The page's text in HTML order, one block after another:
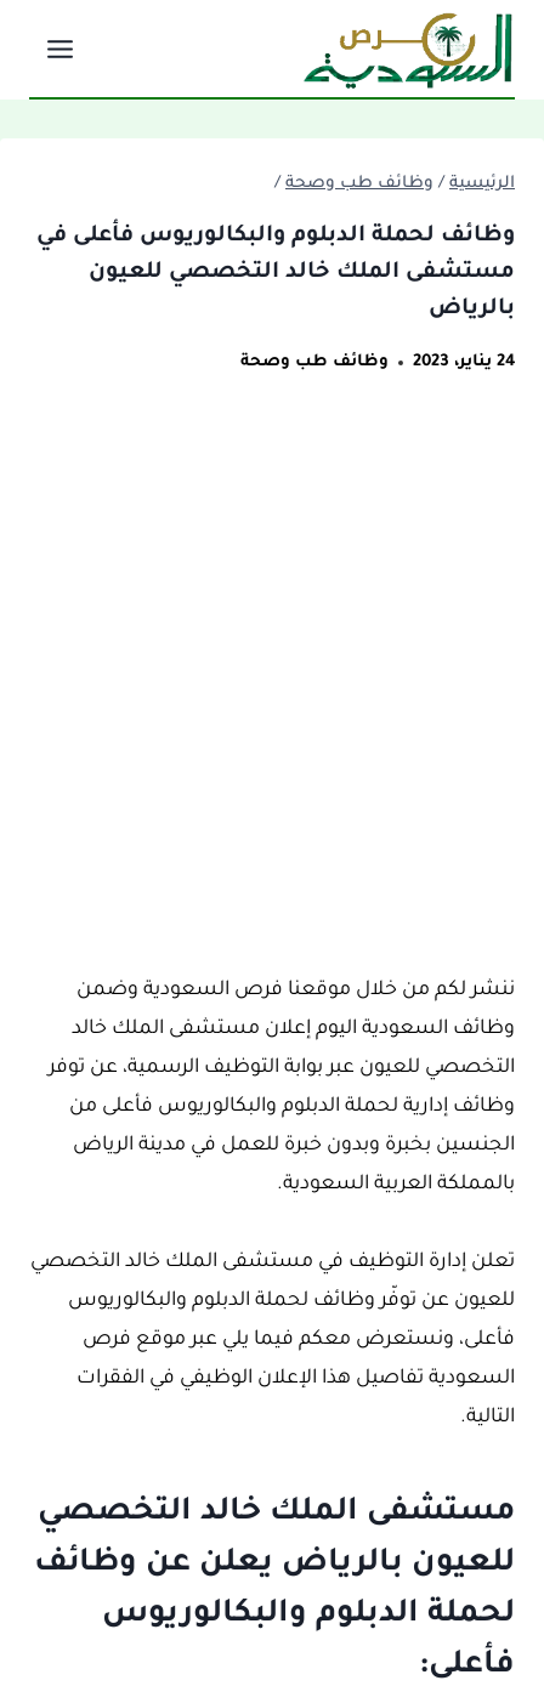
التجاوز
المحتوى
الرئيسية / وظائف طب وصحة /
وظائف لحملة الدبلوم والبكالوريوس فأعلى في
مستشفى الملك خالد التخصصي للعيون
بالرياض
24 يناير، 2023 وظائف طب وصحة
ننشر لكم من خلال موقعنا فرص السعودية وضمن
وظائف السعودية اليوم إعلان مستشفى الملك خالد
التخصصي للعيون عبر بوابة التوظيف الرسمية، عن توفر
وظائف إدارية لحملة الدبلوم والبكالوريوس فأعلى من
الجنسين بخبرة وبدون خبرة للعمل في مدينة الرياض
بالمملكة العربية السعودية.
تعلن إدارة التوظيف في مستشفى الملك خالد التخصصي
للعيون عن توفّر وظائف لحملة الدبلوم والبكالوريوس
فأعلى، ونستعرض معكم فيما يلي عبر موقع فرص
السعودية تفاصيل هذا الإعلان الوظيفي في الفقرات
التالية.
مستشفى الملك خالد التخصصي
للعيون بالرياض يعلن عن وظائف
لحملة الدبلوم والبكالوريوس
فأعلى: